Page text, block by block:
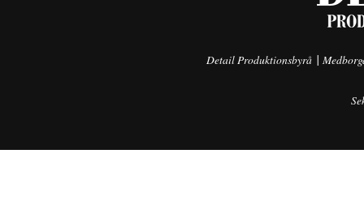
Detail Produktionsbyrå |